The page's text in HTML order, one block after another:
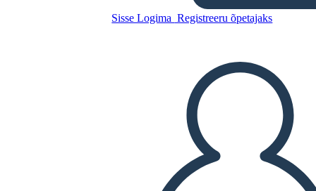
Sisse Logima Registreeru õpetajaks
LUUA STORYBOARD
ESITA SLAIDIESITLUST
LOE MULLE